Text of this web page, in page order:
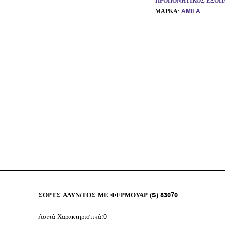
ΜΆΡΚΑ: AMILA
ΣΟΡΤΣ ΑΔΥΝ/ΤΟΣ ΜΕ ΦΕΡΜΟΥΑΡ (S) 83070
Λοιπά Χαρακτηριστικά:0